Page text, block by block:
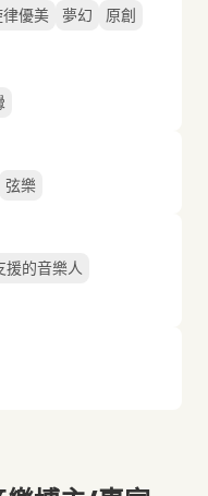
律優美 夢幻
原創
弦樂
援的音樂人